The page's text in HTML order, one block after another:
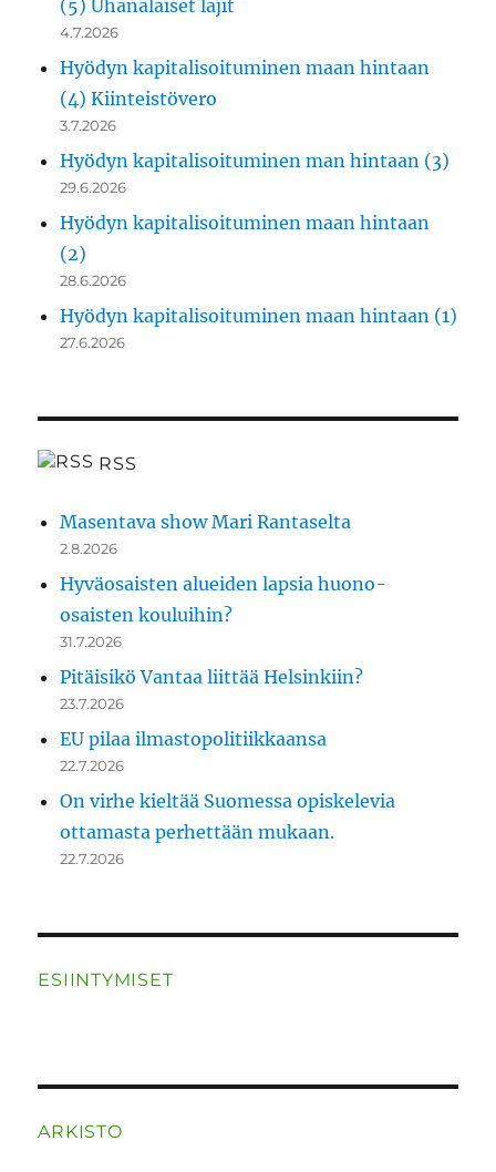
(5) Uhanalaiset lajit
4.7.2026
Hyödyn kapitalisoituminen maan hintaan
(4) Kiinteistövero
3.7.2026
Hyödyn kapitalisoituminen man hintaan (3)
29.6.2026
Hyödyn kapitalisoituminen maan hintaan
(2)
28.6.2026
Hyödyn kapitalisoituminen maan hintaan (1)
27.6.2026
RSS
Masentava show Mari Rantaselta
2.8.2026
Hyväosaisten alueiden lapsia huono-
osaisten kouluihin?
31.7.2026
Pitäisikö Vantaa liittää Helsinkiin?
23.7.2026
EU pilaa ilmastopolitiikkaansa
22.7.2026
On virhe kieltää Suomessa opiskelevia
ottamasta perhettään mukaan.
22.7.2026
ESIINTYMISET
ARKISTO